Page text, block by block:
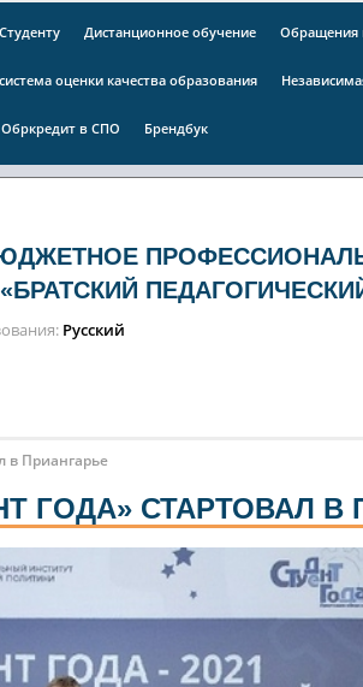
Студенту Дистанционное обучение Обращения
оценки качества образования
Обркредит в СПО Брендбук
Русский
в Приангарье
ГОДА» СТАРТОВАЛ В